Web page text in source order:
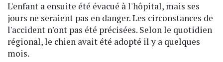
L'enfant a ensuite été évacué à l'hôpital, mais ses
jours ne seraient pas en danger. Les circonstances de
l'accident n'ont pas été précisées. Selon le quotidien
régional, le chien avait été adopté il y a quelques
mois.